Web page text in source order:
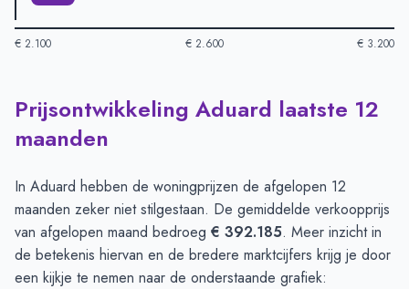
€ 2.100 € 2.600 € 3.200
Huizenprijzen in Aduard per m2-Afgelopen 3 maanden (per
Type
Vraagprijs in euro's
Verkoopprijs in euro's
Prijsontwikkeling Aduard laatste 12
maanden
In Aduard hebben de woningprijzen de afgelopen 12
maanden zeker niet stilgestaan. De gemiddelde verkoopprijs
van afgelopen maand bedroeg € 392.185. Meer inzicht in
de betekenis hiervan en de bredere marktcijfers krijg je door
een kijkje te nemen naar de onderstaande grafiek: